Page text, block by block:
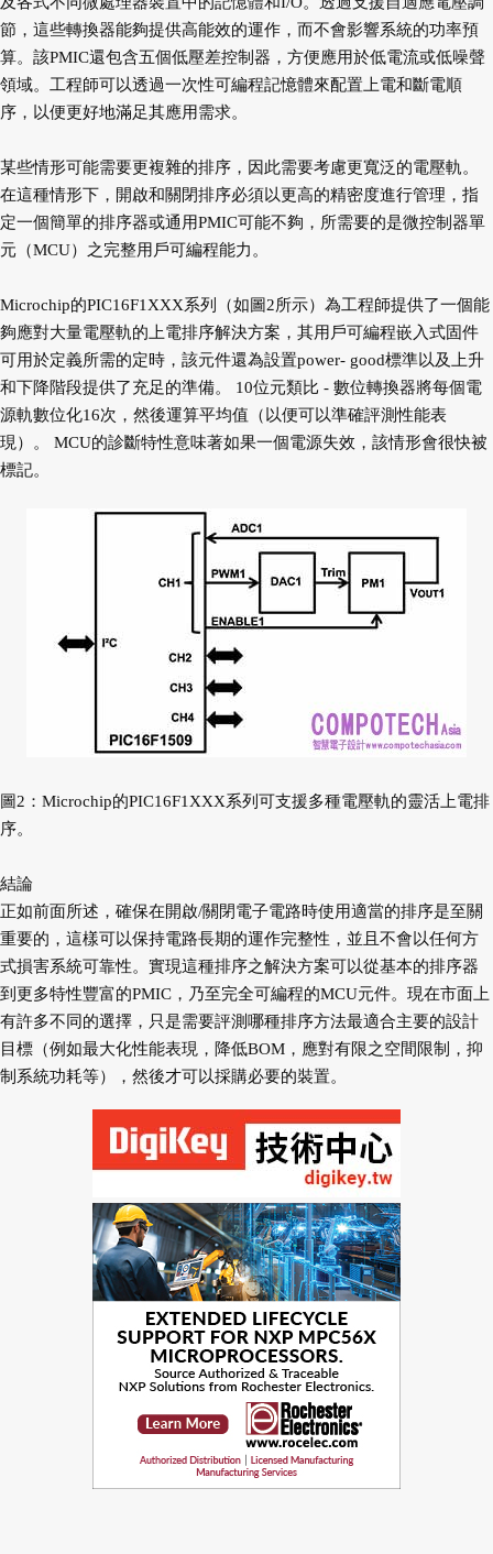
節，這些轉換器能夠提供高能效的運作，而不會影響系統的功率預
算。該PMIC還包含五個低壓差控制器，方便應用於低電流或低噪聲
領域。工程師可以透過一次性可編程記憶體來配置上電和斷電順
序，以便更好地滿足其應用需求。
某些情形可能需要更複雜的排序，因此需要考慮更寬泛的電壓軌。
在這種情形下，開啟和關閉排序必須以更高的精密度進行管理，指
定一個簡單的排序器或通用PMIC可能不夠，所需要的是微控制器單
元（MCU）之完整用戶可編程能力。
Microchip的PIC16F1XXX系列（如圖2所示）為工程師提供了一個能
夠應對大量電壓軌的上電排序解決方案，其用戶可編程嵌入式固件
可用於定義所需的定時，該元件還為設置power- good標準以及上升
和下降階段提供了充足的準備。 10位元類比 - 數位轉換器將每個電
源軌數位化16次，然後運算平均值（以便可以準確評測性能表
現）。 MCU的診斷特性意味著如果一個電源失效，該情形會很快被
標記。
圖2：Microchip的PIC16F1XXX系列可支援多種電壓軌的靈活上電排
序。
結論
正如前面所述，確保在開啟/關閉電子電路時使用適當的排序是至關
重要的，這樣可以保持電路長期的運作完整性，並且不會以任何方
式損害系統可靠性。實現這種排序之解決方案可以從基本的排序器
到更多特性豐富的PMIC，乃至完全可編程的MCU元件。現在市面上
有許多不同的選擇，只是需要評測哪種排序方法最適合主要的設計
目標（例如最大化性能表現，降低BOM，應對有限之空間限制，抑
制系統功耗等），然後才可以採購必要的裝置。